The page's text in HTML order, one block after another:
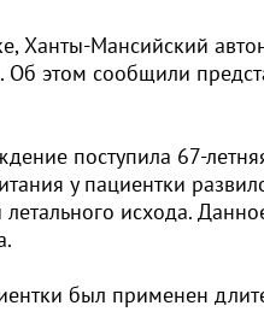
Ханты-Мансийский
Об этом сообщили
поступила 67-
у пациентки
исхода.
был применен